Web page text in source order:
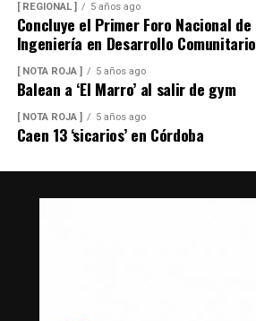
[ REGIONAL ] 5 años ago
Concluye el Primer Foro Nacional de
Ingeniería en Desarrollo Comunitario
[ NOTA ROJA ] 5 años ago
Balean a ‘El Marro’ al salir de gym
[ NOTA ROJA ] 5 años ago
Caen 13 ‘sicarios’ en Córdoba